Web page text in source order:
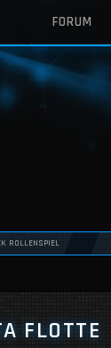
FORUM
ROLLENSPIEL
FLOTTE